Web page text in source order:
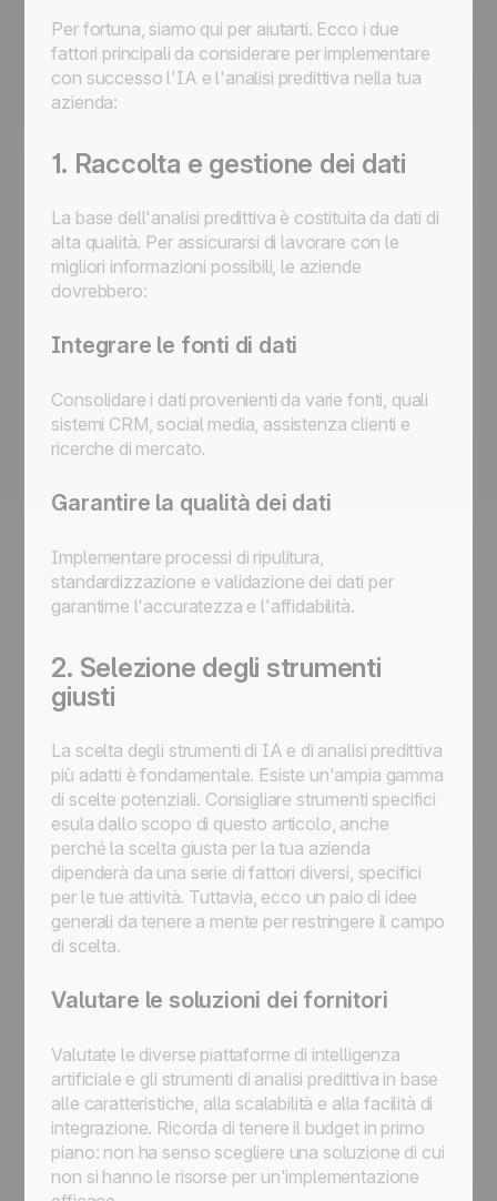
Per fortuna, siamo qui per aiutarti. Ecco i due
fattori principali da considerare per implementare
con successo l'IA e l'analisi predittiva nella tua
azienda:
1. Raccolta e gestione dei dati
La base dell'analisi predittiva è costituita da dati di
alta qualità. Per assicurarsi di lavorare con le
migliori informazioni possibili, le aziende
dovrebbero:
Integrare le fonti di dati
Consolidare i dati provenienti da varie fonti, quali
sistemi CRM, social media, assistenza clienti e
ricerche di mercato.
Garantire la qualità dei dati
Implementare processi di ripulitura,
standardizzazione e validazione dei dati per
garantirne l'accuratezza e l'affidabilità.
2. Selezione degli strumenti
giusti
La scelta degli strumenti di IA e di analisi predittiva
più adatti è fondamentale. Esiste un'ampia gamma
di scelte potenziali. Consigliare strumenti specifici
esula dallo scopo di questo articolo, anche
perché la scelta giusta per la tua azienda
dipenderà da una serie di fattori diversi, specifici
per le tue attività. Tuttavia, ecco un paio di idee
generali da tenere a mente per restringere il campo
di scelta.
Valutare le soluzioni dei fornitori
Valutate le diverse piattaforme di intelligenza
artificiale e gli strumenti di analisi predittiva in base
alle caratteristiche, alla scalabilità e alla facilità di
integrazione. Ricorda di tenere il budget in primo
piano: non ha senso scegliere una soluzione di cui
non si hanno le risorse per un'implementazione